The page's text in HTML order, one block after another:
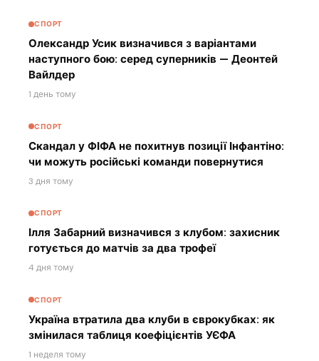
СПОРТ
Олександр Усик визначився з варіантами
наступного бою: серед суперників — Деонтей
Вайлдер
1 день тому
СПОРТ
Скандал у ФІФА не похитнув позиції Інфантіно:
чи можуть російські команди повернутися
3 дня тому
СПОРТ
Ілля Забарний визначився з клубом: захисник
готується до матчів за два трофеї
4 дня тому
СПОРТ
Україна втратила два клуби в єврокубках: як
змінилася таблиця коефіцієнтів УЄФА
1 неделя тому